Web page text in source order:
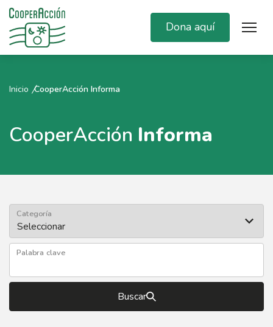
Dona aquí
Inicio CooperAcción Informa
CooperAcción Informa
Categoría
Palabra clave
Buscar